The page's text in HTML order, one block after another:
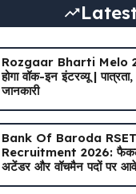
Rozgaar Bharti Melo
होगा वॉक-इन इंटरव्यू |
जानकारी
Bank Of Baroda
Recruitment 2026:
अटेंडर और वॉचमैन पदों पर